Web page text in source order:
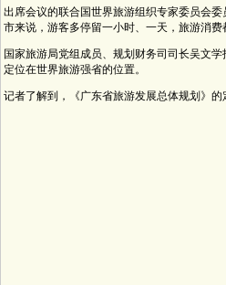
出席会议的联合国世界旅游组织专家委员会
市来说，游客多停留一小时、一天，旅游消
国家旅游局党组成员、规划财务司司长吴文
定位在世界旅游强省的位置。
记者了解到，《广东省旅游发展总体规划》